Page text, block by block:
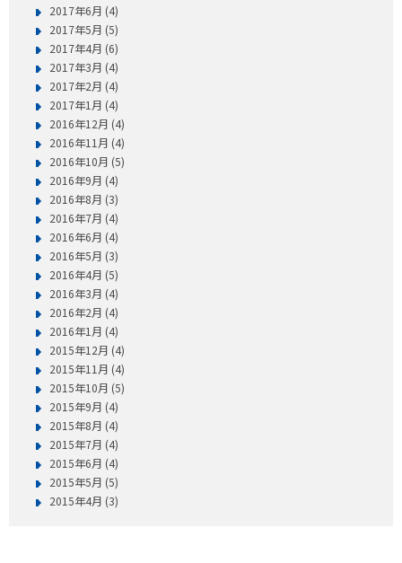
2017年6月 (4)
2017年5月 (5)
2017年4月 (6)
2017年3月 (4)
2017年2月 (4)
2017年1月 (4)
2016年12月 (4)
2016年11月 (4)
2016年10月 (5)
2016年9月 (4)
2016年8月 (3)
2016年7月 (4)
2016年6月 (4)
2016年5月 (3)
2016年4月 (5)
2016年3月 (4)
2016年2月 (4)
2016年1月 (4)
2015年12月 (4)
2015年11月 (4)
2015年10月 (5)
2015年9月 (4)
2015年8月 (4)
2015年7月 (4)
2015年6月 (4)
2015年5月 (5)
2015年4月 (3)